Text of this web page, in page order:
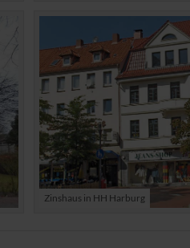
Zinshaus in HH Harburg